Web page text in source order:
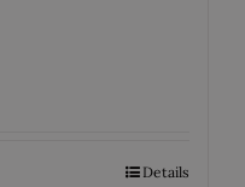
Details